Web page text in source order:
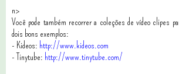
n>
Você pode também recorrer a coleções de vídeo clipes
dois bons exemplos:
- Kideos: http://www.kideos.com
- Tinytube: http://www.tinytube.com/